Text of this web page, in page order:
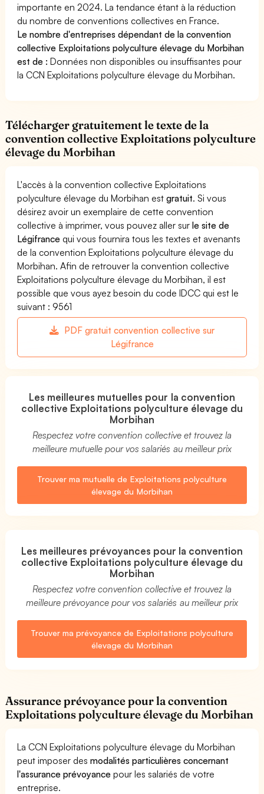
importante en 2024. La tendance étant à la réduction
du nombre de conventions collectives en France.
Le nombre d'entreprises dépendant de la convention
collective Exploitations polyculture élevage du Morbihan
est de :Données non disponibles ou insuffisantes pour
la CCN Exploitations polyculture élevage du Morbihan.
Télécharger gratuitement le texte de la
convention collective Exploitations polyculture
élevage du Morbihan
L'accès à la convention collective Exploitations
polyculture élevage du Morbihan estgratuit. Si vous
désirez avoir un exemplaire de cette convention
collective à imprimer, vous pouvez aller surle site de
Légifrance qui vous fournira tous les textes et avenants
de la convention Exploitations polyculture élevage du
Morbihan. Afin de retrouver la convention collective
Exploitations polyculture élevage du Morbihan, il est
possible que vous ayez besoin du code IDCC qui est le
suivant : 9561
PDF gratuit convention collective sur
Légifrance
Les meilleures mutuelles pour la convention
collective Exploitations polyculture élevage du
Morbihan
Respectez votre convention collective et trouvez la
meilleure mutuelle pour vos salariés au meilleur prix
Trouver ma mutuelle de Exploitations polyculture
élevage du Morbihan
Les meilleures prévoyances pour la convention
collective Exploitations polyculture élevage du
Morbihan
Respectez votre convention collective et trouvez la
meilleure prévoyance pour vos salariés au meilleur prix
Trouver ma prévoyance de Exploitations polyculture
élevage du Morbihan
Assurance prévoyance pour la convention
Exploitations polyculture élevage du Morbihan
La CCN Exploitations polyculture élevage du Morbihan
peut imposer desmodalités particulières concernant
l'assurance prévoyance pour les salariés de votre
entreprise.